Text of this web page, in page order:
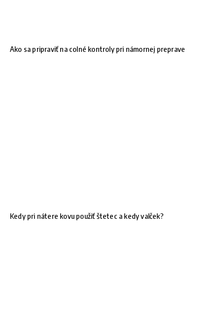
Ako sa pripraviť na colné kontroly pri námornej preprave
Kedy pri nátere kovu použiť štetec a kedy valček?